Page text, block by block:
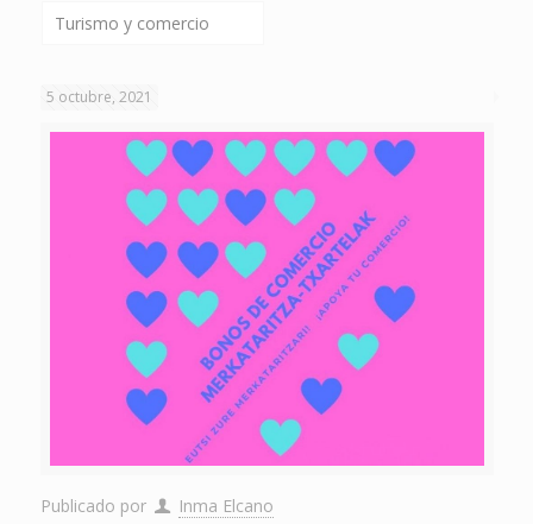
Turismo y comercio
5 octubre, 2021
Publicado por Inma Elcano